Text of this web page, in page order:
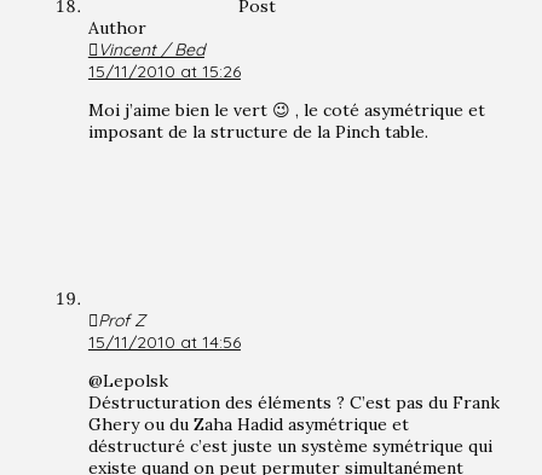
Post
Author
Vincent / Bed
15/11/2010 at 15:26
Moi j’aime bien le vert 😉 , le coté asymétrique et
imposant de la structure de la Pinch table.
Prof Z
15/11/2010 at 14:56
@Lepolsk
Déstructuration des éléments ? C’est pas du Frank
Ghery ou du Zaha Hadid asymétrique et
déstructuré c’est juste un système symétrique qui
existe quand on peut permuter simultanément